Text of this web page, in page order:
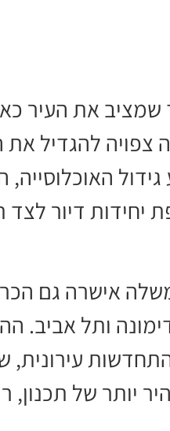
את העיר
להגדיל את
יחידות דיור
אישרה גם
ותל אביב.
עירונית,
יותר של תכנון,